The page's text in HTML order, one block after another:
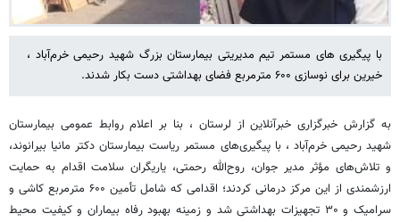
با پیگیری های مستمر تیم مدیریتی بیمارستان بزرگ شهید رحیمی خرم‌آباد ،
خیرین برای نوسازی ۶۰۰ مترمربع فضای بهداشتی دست بکار شدند.
به گزارش خبرگزاری خبرآنلاین از لرستان ، بنا بر اعلام روابط عمومی بیمارستان
شهید رحیمی خرم‌آباد ، با پیگیری‌های مستمر ریاست بیمارستان دکتر مانیا بیرانوند،
و تلاش‌های مؤثر مدیر جوان، روح‌الله رحمتی، یاریگران سلامت اقدام به حمایت
ارزشمندی از این مرکز درمانی کردند؛ اقدامی که شامل تأمین ۶۰۰ مترمربع کاشی و
سرامیک و ۳۰ تجهیزات بهداشتی شد و زمینه بهبود رفاه بیماران و کیفیت محیط